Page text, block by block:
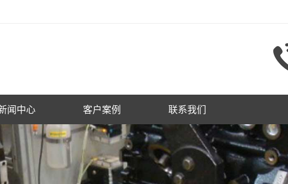
闻中心 客户案例 联系我们